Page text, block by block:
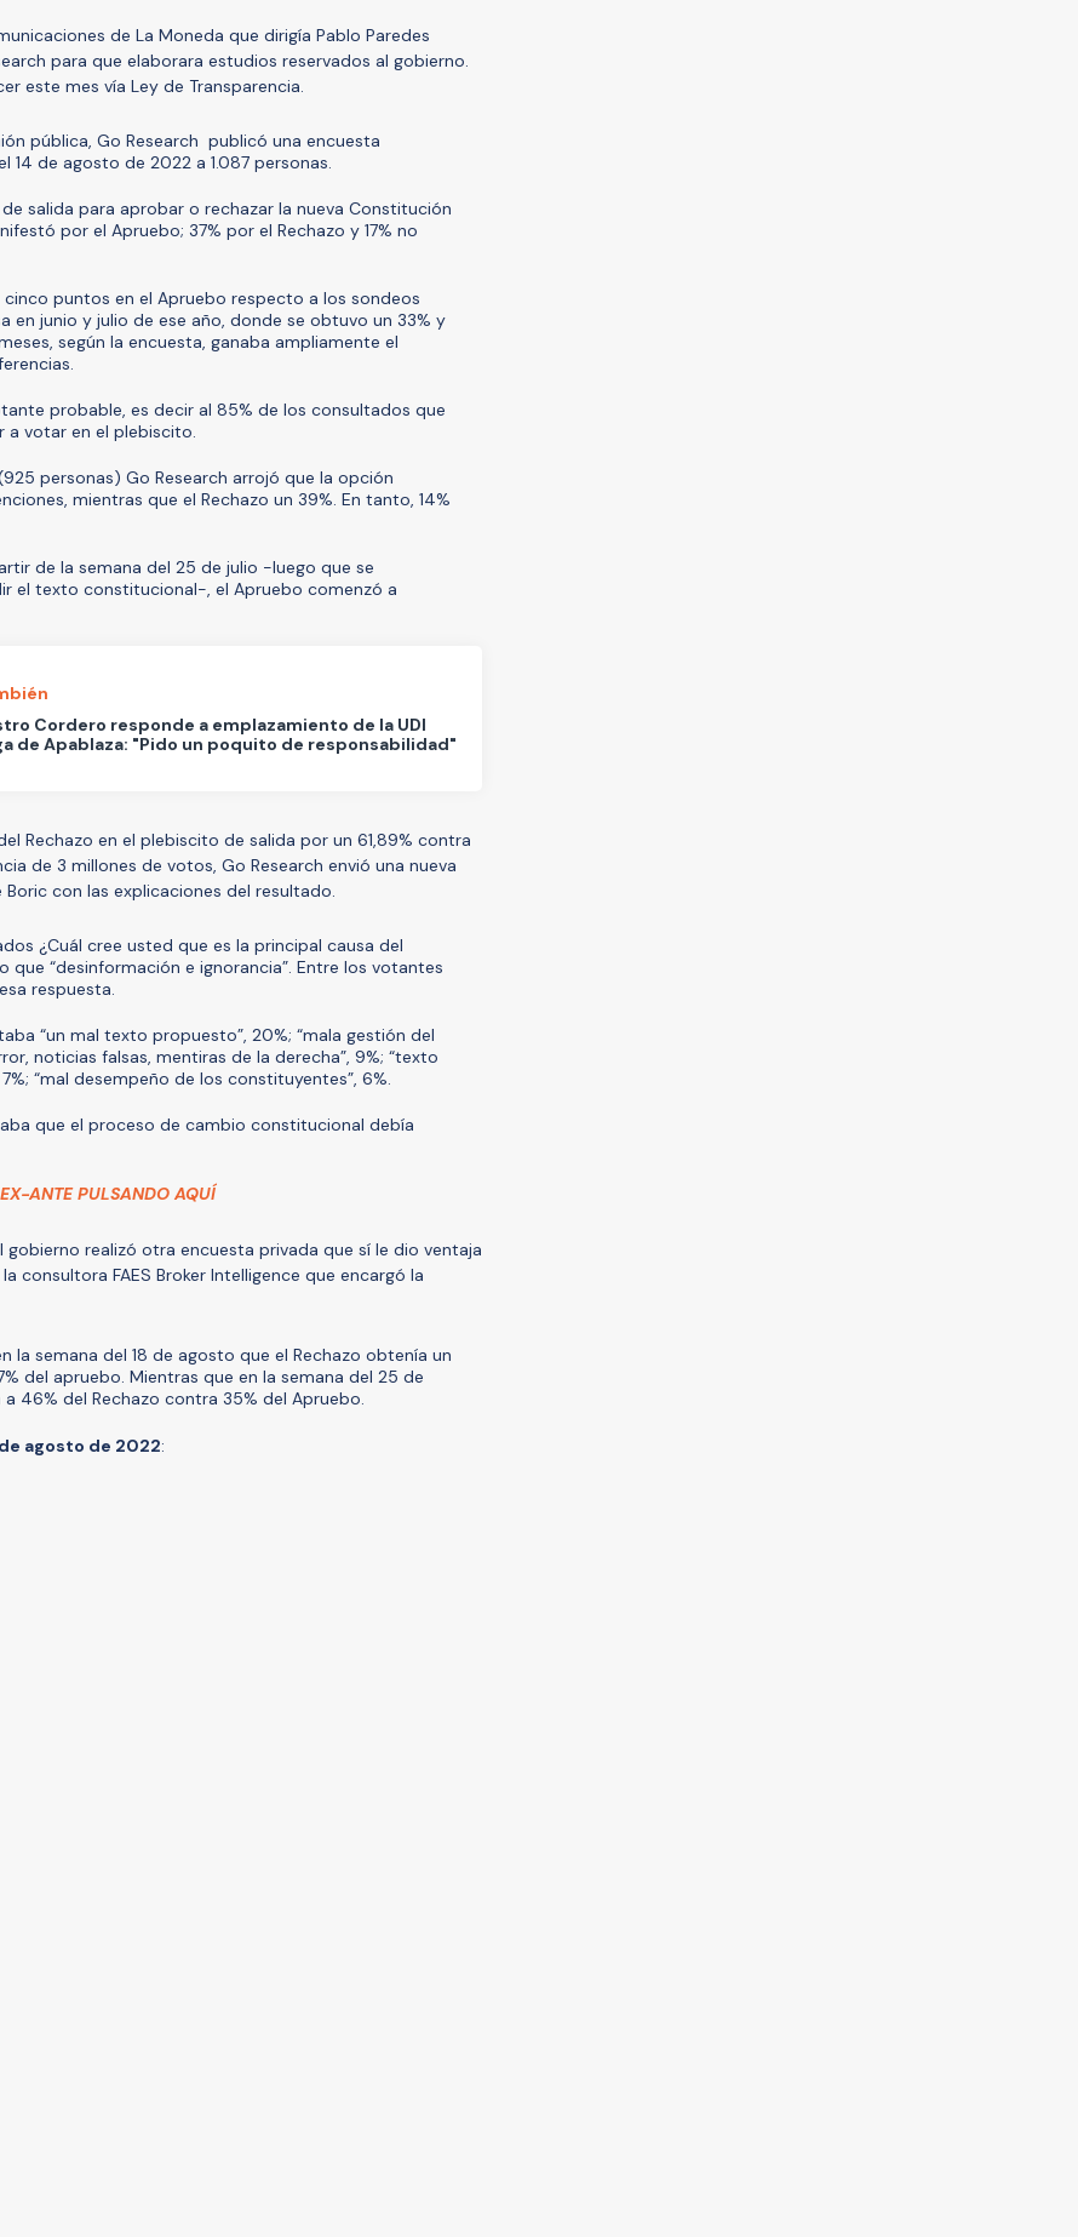
de La Moneda que dirigía Pablo Paredes
para que elaborara estudios reservados al gobierno.
este mes vía Ley de Transparencia.
pública, Go Research publicó una encuesta
14 de agosto de 2022 a 1.087 personas.
salida para aprobar o rechazar la nueva Constitución
por el Apruebo; 37% por el Rechazo y 17% no
puntos en el Apruebo respecto a los sondeos
en junio y julio de ese año, donde se obtuvo un 33% y
según la encuesta, ganaba ampliamente el
probable, es decir al 85% de los consultados que
a votar en el plebiscito.
personas) Go Research arrojó que la opción
mientras que el Rechazo un 39%. En tanto, 14%
de la semana del 25 de julio -luego que se
el texto constitucional-, el Apruebo comenzó a
Cordero responde a emplazamiento de la UDI
de Apablaza: "Pido un poquito de responsabilidad"
Rechazo en el plebiscito de salida por un 61,89% contra
de 3 millones de votos, Go Research envió una nueva
con las explicaciones del resultado.
¿Cuál cree usted que es la principal causa del
“desinformación e ignorancia”. Entre los votantes
respuesta.
“un mal texto propuesto”, 20%; “mala gestión del
noticias falsas, mentiras de la derecha”, 9%; “texto
“mal desempeño de los constituyentes”, 6%.
que el proceso de cambio constitucional debía
ANTE PULSANDO AQUÍ
gobierno realizó otra encuesta privada que sí le dio ventaja
consultora FAES Broker Intelligence que encargó la
la semana del 18 de agosto que el Rechazo obtenía un
del apruebo. Mientras que en la semana del 25 de
46% del Rechazo contra 35% del Apruebo.
de agosto de 2022: